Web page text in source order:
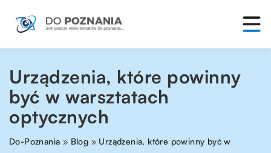
Urządzenia, które powinny
być w warsztatach
optycznych
Do-Poznania » Blog » Urządzenia, które powinny być w